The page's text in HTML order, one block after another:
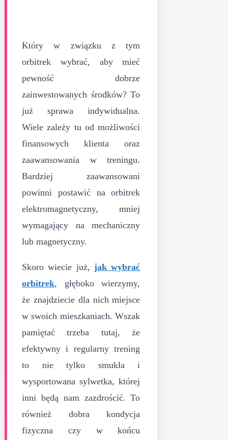
Który w związku z tym
orbitrek wybrać, aby mieć
pewność dobrze
zainwestowanych środków? To
już sprawa indywidualna.
Wiele zależy tu od możliwości
finansowych klienta oraz
zaawansowania w treningu.
Bardziej zaawansowani
powinni postawić na orbitrek
elektromagnetyczny, mniej
wymagający na mechaniczny
lub magnetyczny.
Skoro wiecie już,jak wybrać
orbitrek, głęboko wierzymy,
że znajdziecie dla nich miejsce
w swoich mieszkaniach. Wszak
pamiętać trzeba tutaj, że
efektywny i regularny trening
to nie tylko smukła i
wysportowana sylwetka, której
inni będą nam zazdrościć. To
również dobra kondycja
fizyczna czy w końcu